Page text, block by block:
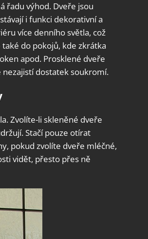
řadu výhod. Dveře jsou
i funkci dekorativní a
více denního světla, což
do pokojů, kde zkrátka
apod. Prosklené dveře
dostatek soukromí.
Zvolíte-li skleněné dveře
Stačí pouze otírat
pokud zvolíte dveře mléčné,
vidět, přesto přes ně